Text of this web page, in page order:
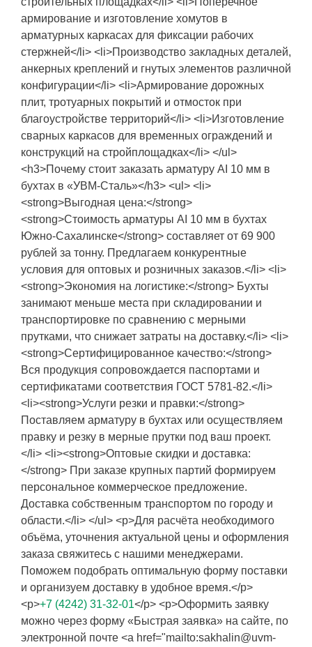
армирование и изготовление хомутов в
арматурных каркасах для фиксации рабочих
стержней</li> <li>Производство закладных деталей,
анкерных креплений и гнутых элементов различной
конфигурации</li> <li>Армирование дорожных
плит, тротуарных покрытий и отмосток при
благоустройстве территорий</li> <li>Изготовление
сварных каркасов для временных ограждений и
конструкций на стройплощадках</li> </ul>
<h3>Почему стоит заказать арматуру АI 10 мм в
бухтах в «УВМ-Сталь»</h3> <ul> <li>
<strong>Выгодная цена:</strong>
<strong>Стоимость арматуры АI 10 мм в бухтах
Южно-Сахалинске</strong> составляет от 69 900
рублей за тонну. Предлагаем конкурентные
условия для оптовых и розничных заказов.</li> <li>
<strong>Экономия на логистике:</strong> Бухты
занимают меньше места при складировании и
транспортировке по сравнению с мерными
прутками, что снижает затраты на доставку.</li> <li>
<strong>Сертифицированное качество:</strong>
Вся продукция сопровождается паспортами и
сертификатами соответствия ГОСТ 5781-82.</li>
<li><strong>Услуги резки и правки:</strong>
Поставляем арматуру в бухтах или осуществляем
правку и резку в мерные прутки под ваш проект.
</li> <li><strong>Оптовые скидки и доставка:
</strong> При заказе крупных партий формируем
персональное коммерческое предложение.
Доставка собственным транспортом по городу и
области.</li> </ul> <p>Для расчёта необходимого
объёма, уточнения актуальной цены и оформления
заказа свяжитесь с нашими менеджерами.
Поможем подобрать оптимальную форму поставки
и организуем доставку в удобное время.</p>
<p>+7 (4242) 31-32-01</p> <p>Оформить заявку
можно через форму «Быстрая заявка» на сайте, по
электронной почте <a href="mailto:sakhalin@uvm-